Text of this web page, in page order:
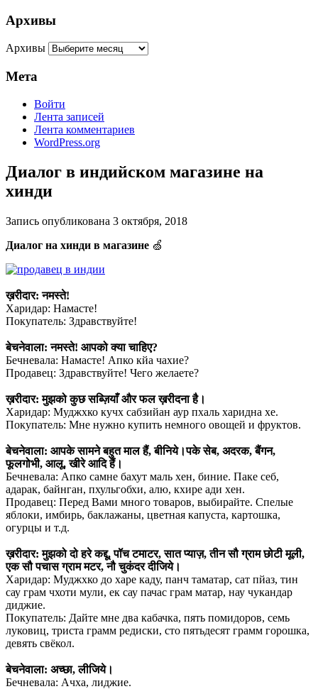
Архивы
Архивы
Мета
Войти
Лента записей
Лента комментариев
WordPress.org
Диалог в индийском магазине на
хинди
Запись опубликована 3 октября, 2018
Диалог на хинди в магазине 🍏
ख़रीदार: नमस्ते!
Харидар: Намасте!
Покупатель: Здравствуйте!
बेचनेवाला: नमस्ते! आपको क्या चाहिए?
Бечневала: Намасте! Апко кйа чахие?
Продавец: Здравствуйте! Чего желаете?
ख़रीदार: मुझको कुछ सब्ज़ियाँ और फल ख़रीदना है।
Харидар: Муджхко кучх сабзийан аур пхаль харидна хе.
Покупатель: Мне нужно купить немного овощей и фруктов.
बेचनेवाला: आपके सामने बहुत माल हैं, बीनिये।पके सेब, अदरक, बैंगन,
फूलगोभी, आलू, खीरे आदि हैं।
Бечневала: Апко самне бахут маль хен, биние. Паке себ,
адарак, байнган, пхульгобхи, алю, кхире ади хен.
Продавец: Перед Вами много товаров, выбирайте. Спелые
яблоки, имбирь, баклажаны, цветная капуста, картошка,
огурцы и т.д.
ख़रीदार: मुझको दो हरे कद्दू, पॉच टमाटर, सात प्याज़, तीन सौ ग्राम छोटी मूली,
एक सौ पचास ग्राम मटर, नौ चुकंदर दीजिये।
Харидар: Муджхко до харе каду, панч таматар, сат пйаз, тин
сау грам чхоти мули, ек сау пачас грам матар, нау чукандар
диджие.
Покупатель: Дайте мне два кабачка, пять помидоров, семь
луковиц, триста грамм редиски, сто пятьдесят грамм горошка,
девять свёкол.
बेचनेवाला: अच्छा, लीजिये।
Бечневала: Ачха, лиджие.